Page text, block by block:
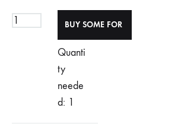
Quanti
ty
neede
d: 1